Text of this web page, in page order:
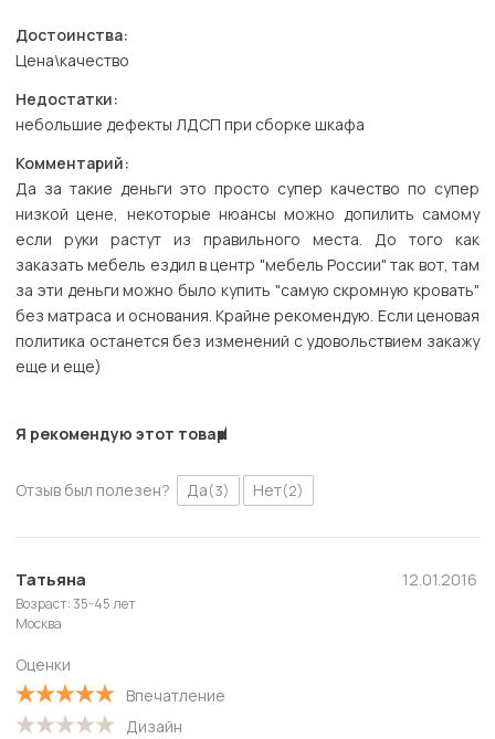
Достоинства:
Цена\качество
Недостатки:
небольшие дефекты ЛДСП при сборке шкафа
Комментарий:
Да за такие деньги это просто супер качество по супер
низкой цене, некоторые нюансы можно допилить самому
если руки растут из правильного места. До того как
заказать мебель ездил в центр "мебель России" так вот, там
за эти деньги можно было купить "самую скромную кровать"
без матраса и основания. Крайне рекомендую. Если ценовая
политика останется без изменений с удовольствием закажу
еще и еще)
Я рекомендую этот товар
Отзыв был полезен? Да(3) Нет(2)
Татьяна
Возраст: 35-45 лет
Москва
Оценки
Впечатление
Дизайн
12.01.2016